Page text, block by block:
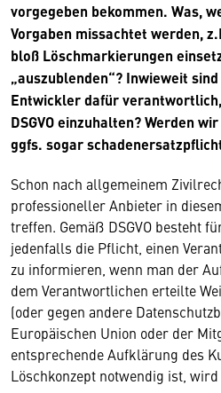
vorgegeben bekommen. Was,
Vorgaben missachtet werden,
bloß Löschmarkierungen
„auszublenden“? Inwieweit
Entwickler dafür
DSGVO einzuhalten? Werden
ggfs. sogar
Schon nach allgemeinem
professioneller Anbieter in
treffen. Gemäß DSGVO besteht
jedenfalls die Pflicht, einen
zu informieren, wenn man der
dem Verantwortlichen erteilte
(oder gegen andere
Europäischen Union oder der
entsprechende Aufklärung des
Löschkonzept notwendig ist,